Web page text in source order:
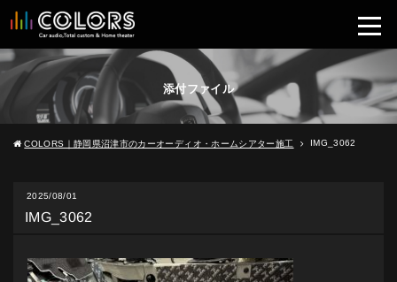
添付ファイル
COLORS｜静岡県沼津市のカーオーディオ・ホームシアター施工 IMG_3062
2025/08/01
IMG_3062